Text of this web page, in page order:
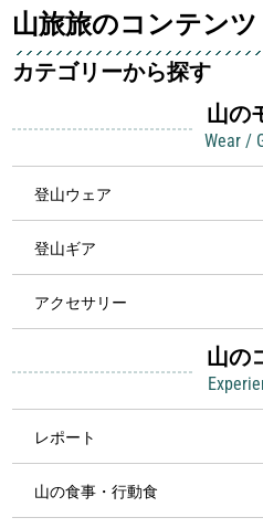
山旅旅のコンテンツ
カテゴリーから探す
山の
Wear /
登山ウェア
登山ギア
アクセサリー
山の
レポート
山の食事・行動食